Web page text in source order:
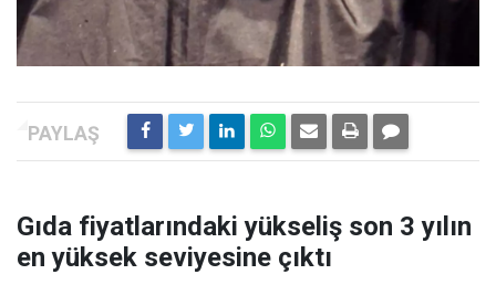
Gıda fiyatlarındaki yükseliş son 3 yılın
en yüksek seviyesine çıktı